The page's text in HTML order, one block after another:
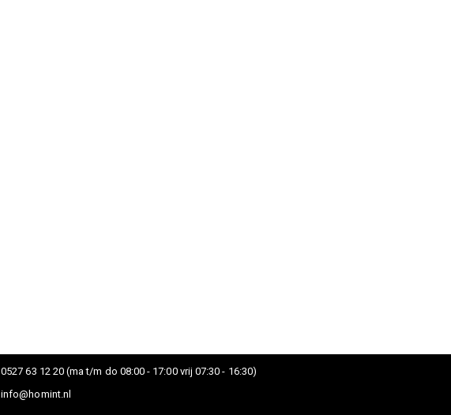
0527 63 12 20 (ma t/m do 08:00 - 17:00 vrij 07:30 - 16:30)
info@homint.nl